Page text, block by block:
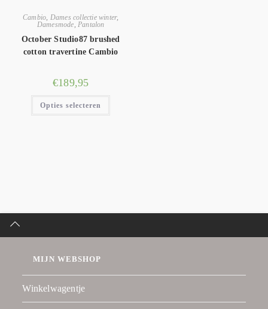
Cambio, Dames collectie winter,
Damesmode, Pantalon
October Studio87 brushed
cotton travertine Cambio
€189,95
Opties selecteren
MIJN WEBSHOP
Winkelwagentje